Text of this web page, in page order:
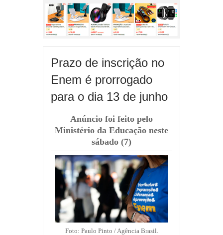
envolvimento em esquema de fraude à licitação do transporte coletivo
dentro de supermercado
Prazo de inscrição no
Enem é prorrogado
para o dia 13 de junho
Anúncio foi feito pelo
Ministério da Educação neste
sábado (7)
Foto: Paulo Pinto / Agência Brasil.